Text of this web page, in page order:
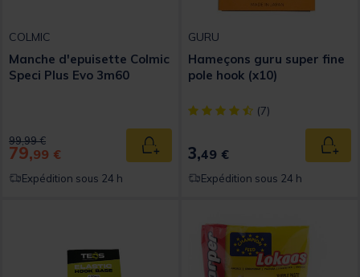
COLMIC
Manche d'epuisette Colmic
Speci Plus Evo 3m60
Price reduced from
99,99 €to
79,99 € Ajouter au panier
Expédition sous 24 h
GURU
Hameçons guru super fine
pole hook (x10)
[object Object] out of 5
(7)
3,49 €
Expédition sous 24 h